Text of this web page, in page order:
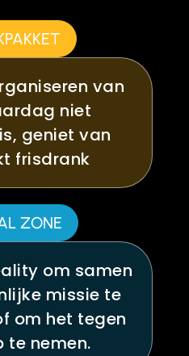
van
niet
geniet van
frisdrank
ZONE
om samen
missie te
om het tegen
te nemen.